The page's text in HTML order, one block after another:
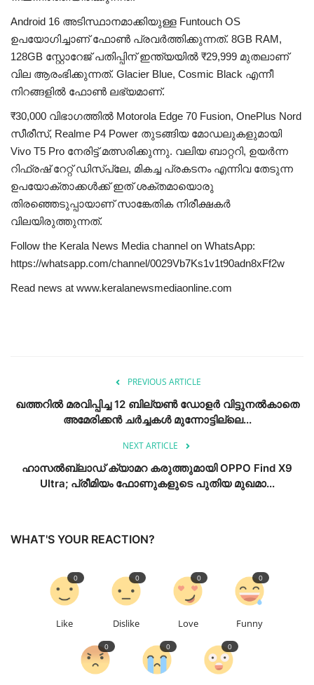
Android 16 അടിസ്ഥാനമാക്കിയുള്ള Funtouch OS
ഉപയോഗിച്ചാണ് ഫോൺ പ്രവർത്തിക്കുന്നത്. 8GB RAM,
128GB സ്റ്റോറേജ് പതിപ്പിന് ഇന്ത്യയിൽ ₹29,999 മുതലാണ്
വില ആരംഭിക്കുന്നത്. Glacier Blue, Cosmic Black എന്നീ
നിറങ്ങളിൽ ഫോൺ ലഭ്യമാണ്.
₹30,000 വിഭാഗത്തിൽ Motorola Edge 70 Fusion, OnePlus Nord
സീരീസ്, Realme P4 Power തുടങ്ങിയ മോഡലുകളുമായി
Vivo T5 Pro നേരിട്ട് മത്സരിക്കുന്നു. വലിയ ബാറ്ററി, ഉയർന്ന
റിഫ്രഷ് റേറ്റ് ഡിസ്പ്ലേ, മികച്ച പ്രകടനം എന്നിവ തേടുന്ന
ഉപയോക്താക്കൾക്ക് ഇത് ശക്തമായൊരു
തിരഞ്ഞെടുപ്പായാണ് സാങ്കേതിക നിരീക്ഷകർ
വിലയിരുത്തുന്നത്.
Follow the Kerala News Media channel on WhatsApp:
https://whatsapp.com/channel/0029Vb7Ks1v1t90adn8xFf2w
Read news at www.keralanewsmediaonline.com
PREVIOUS ARTICLE
ഖത്തറിൽ മരവിപ്പിച്ച 12 ബില്യൺ ഡോളർ വിട്ടുനൽകാതെ
അമേരിക്കൻ ചർച്ചകൾ മുന്നോട്ടില്ലെ...
NEXT ARTICLE
ഹാസൽബ്ലാഡ് ക്യാമറ കരുത്തുമായി OPPO Find X9
Ultra; പ്രീമിയം ഫോണുകളുടെ പുതിയ മുഖമാ...
WHAT'S YOUR REACTION?
Like
0
Dislike
0
Love
0
Funny
0
0 0 0